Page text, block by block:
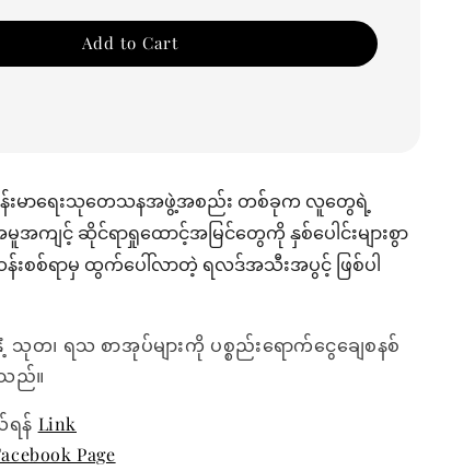
Add to Cart
းမာရေးသုတေသနအဖွဲ့အစည်း တစ်ခုက လူတွေရဲ့
ကျင့် ဆိုင်ရာရှုထောင့်အမြင်တွေကို နှစ်ပေါင်းများစွာ
းစစ်ရာမှ ထွက်ပေါ်လာတဲ့ ရလဒ်အသီးအပွင့် ဖြစ်ပါ
သုတ၊ ရသ စာအုပ်များကို ပစ္စည်းရောက်ငွေချေစနစ်
သည်။
န် Link
Page